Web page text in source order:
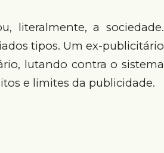
literalmente, a sociedade.
tipos. Um ex-publicitário
lutando contra o sistema
e limites da publicidade.